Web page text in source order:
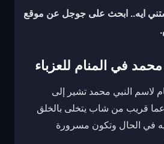
ايه.. ابحث على جوجل عن موقع
في المنام للعزباء
لاسم النبي محمد تشير إلى
عما قريب من شاب يتخلى بالخلق
في الحال وتكون مسرورة